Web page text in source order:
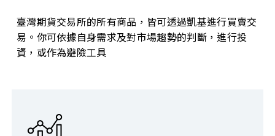
臺灣期貨交易所的所有商品，皆可透過凱基進行買賣交
易。你可依據自身需求及對市場趨勢的判斷，進行投
資，或作為避險工具